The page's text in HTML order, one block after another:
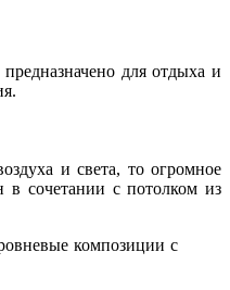
для отдыха и
и света, то огромное
в сочетании с потолком из
композиции с